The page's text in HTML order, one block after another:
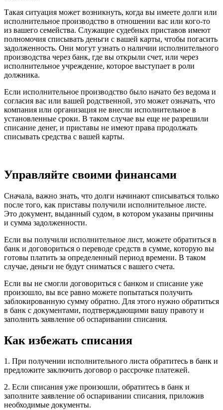
Такая ситуация может возникнуть, когда вы имеете долги или
исполнительное производство в отношении вас или кого-то
из вашего семейства. Служащие судебных приставов имеют
полномочия списывать деньги с вашей карты, чтобы погасить
задолженность. Они могут узнать о наличии исполнительного
производства через банк, где вы открыли счет, или через
исполнительное учреждение, которое выступает в роли
должника.
Если исполнительное производство было начато без ведома и
согласия вас или вашей родственной, это может означать, что
компания или организация не внесли исполнительное в
установленные сроки. В таком случае вы еще не разрешили
списание денег, и приставы не имеют права продолжать
списывать средства с вашей карты.
Управляйте своими финансами
Сначала, важно знать, что долги начинают списываться только
после того, как приставы получили исполнительное листе.
Это документ, выданный судом, в котором указаны причины
и сумма задолженности.
Если вы получили исполнительное лист, можете обратиться в
банк и договориться о переводе средств в сумме, которую вы
готовы платить за определенный период времени. В таком
случае, деньги не будут сниматься с вашего счета.
Если вы не смогли договориться с банком и списание уже
произошло, вы все равно можете попытаться получить
заблокированную сумму обратно. Для этого нужно обратиться
в банк с документами, подтверждающими вашу правоту и
заполнить заявление об оспаривании списания.
Как избежать списания
1. При получении исполнительного листа обратитесь в банк и
предложите заключить договор о рассрочке платежей.
2. Если списания уже произошли, обратитесь в банк и
заполните заявление об оспаривании списания, приложив
необходимые документы.